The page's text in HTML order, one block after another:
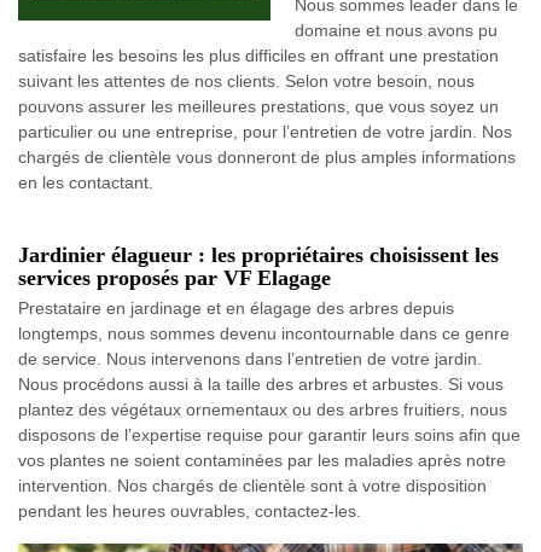
Nous sommes leader dans le
domaine et nous avons pu
satisfaire les besoins les plus difficiles en offrant une prestation
suivant les attentes de nos clients. Selon votre besoin, nous
pouvons assurer les meilleures prestations, que vous soyez un
particulier ou une entreprise, pour l’entretien de votre jardin. Nos
chargés de clientèle vous donneront de plus amples informations
en les contactant.
Jardinier élagueur : les propriétaires choisissent les
services proposés par VF Elagage
Prestataire en jardinage et en élagage des arbres depuis
longtemps, nous sommes devenu incontournable dans ce genre
de service. Nous intervenons dans l’entretien de votre jardin.
Nous procédons aussi à la taille des arbres et arbustes. Si vous
plantez des végétaux ornementaux ou des arbres fruitiers, nous
disposons de l’expertise requise pour garantir leurs soins afin que
vos plantes ne soient contaminées par les maladies après notre
intervention. Nos chargés de clientèle sont à votre disposition
pendant les heures ouvrables, contactez-les.